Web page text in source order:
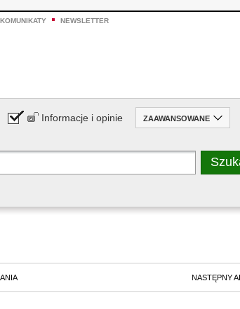
KOMUNIKATY NEWSLETTER
Informacje i opinie ZAAWANSOWANE
NASTĘPNY